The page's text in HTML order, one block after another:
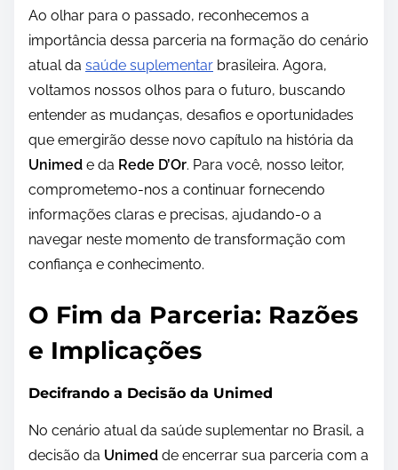
Ao olhar para o passado, reconhecemos a
importância dessa parceria na formação do cenário
atual da saúde suplementar brasileira. Agora,
voltamos nossos olhos para o futuro, buscando
entender as mudanças, desafios e oportunidades
que emergirão desse novo capítulo na história da
Unimed e da Rede D’Or. Para você, nosso leitor,
comprometemo-nos a continuar fornecendo
informações claras e precisas, ajudando-o a
navegar neste momento de transformação com
confiança e conhecimento.
O Fim da Parceria: Razões
e Implicações
Decifrando a Decisão da Unimed
No cenário atual da saúde suplementar no Brasil, a
decisão da Unimed de encerrar sua parceria com a